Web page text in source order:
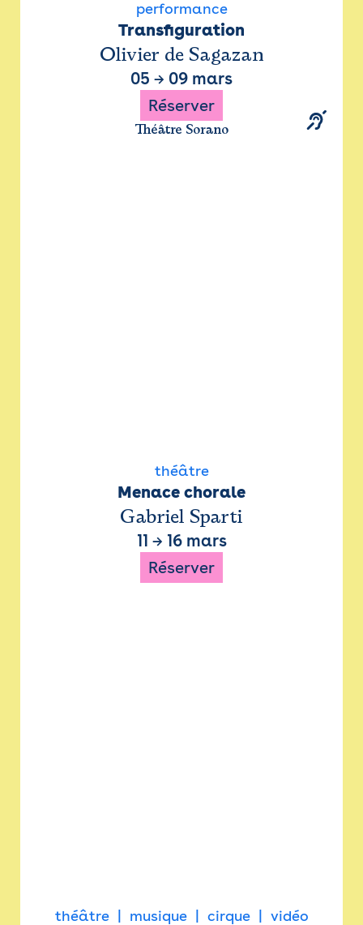
performance
Transfiguration
Olivier de Sagazan
05 → 09 mars
Réserver
Théâtre Sorano
théâtre
Menace chorale
Gabriel Sparti
11 → 16 mars
Réserver
théâtre musique cirque vidéo